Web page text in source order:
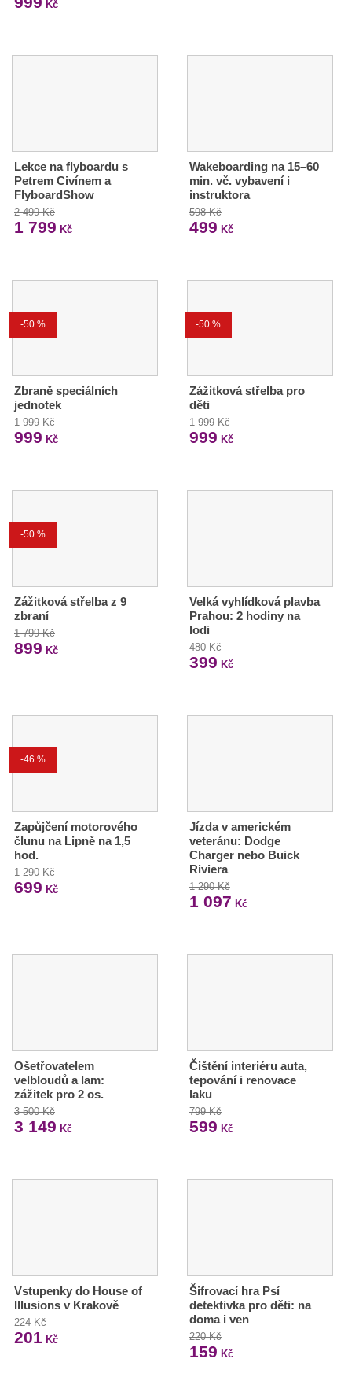
Kč
Lekce na flyboardu s
Petrem Civínem a
FlyboardShow
2 499 Kč
1 799 Kč
Wakeboarding na 15–60
min. vč. vybavení i
instruktora
598 Kč
499 Kč
-50 %
Zbraně speciálních
jednotek
1 999 Kč
999 Kč
-50 %
Zážitková střelba pro
děti
1 999 Kč
999 Kč
-50 %
Zážitková střelba z 9
zbraní
1 799 Kč
899 Kč
Velká vyhlídková plavba
Prahou: 2 hodiny na
lodi
480 Kč
399 Kč
-46 %
Zapůjčení motorového
člunu na Lipně na 1,5
hod.
1 290 Kč
699 Kč
Jízda v americkém
veteránu: Dodge
Charger nebo Buick
Riviera
1 290 Kč
1 097 Kč
Ošetřovatelem
velbloudů a lam:
zážitek pro 2 os.
3 500 Kč
3 149 Kč
Čištění interiéru auta,
tepování i renovace
laku
799 Kč
599 Kč
Vstupenky do House of
Illusions v Krakově
224 Kč
201 Kč
Šifrovací hra Psí
detektivka pro děti: na
doma i ven
220 Kč
159 Kč